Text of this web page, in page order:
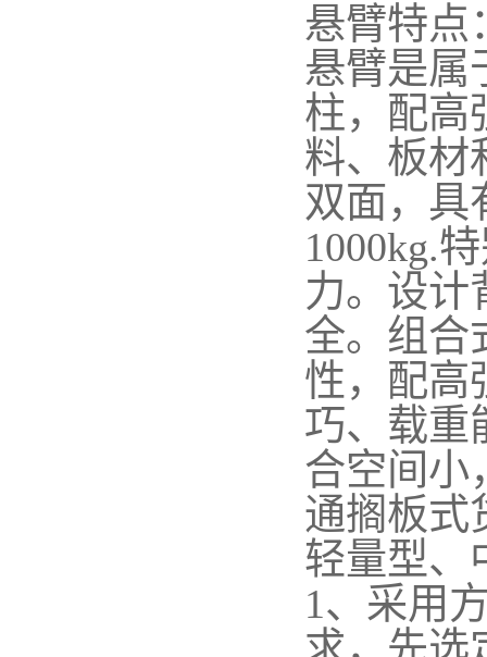
悬臂特点
悬臂是属
柱，配高
料、板材
双面，具
1000kg.
力。设计
全。组合
性，配高
巧、载重
合空间小
通搁板式
轻量型、
1、采用